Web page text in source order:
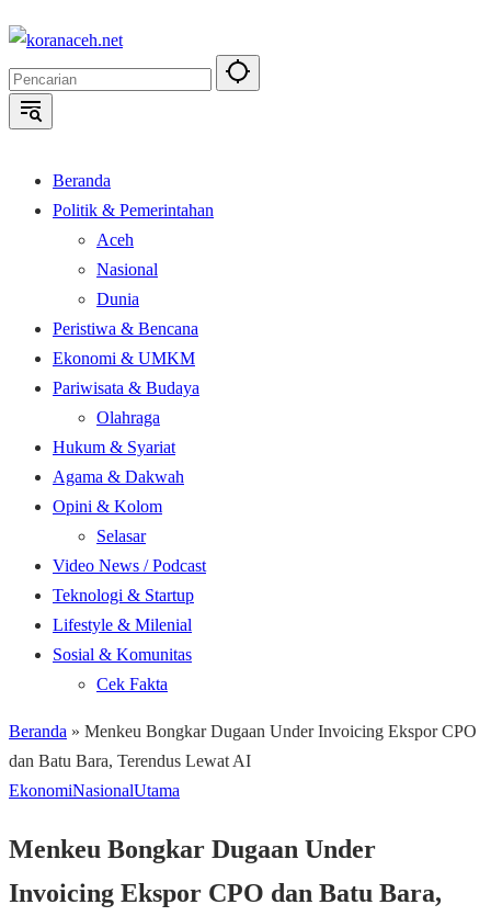
Langsung
konten
Beranda
Politik & Pemerintahan
Aceh
Nasional
Dunia
Peristiwa & Bencana
Ekonomi & UMKM
Pariwisata & Budaya
Olahraga
Hukum & Syariat
Agama & Dakwah
Opini & Kolom
Selasar
Video News / Podcast
Teknologi & Startup
Lifestyle & Milenial
Sosial & Komunitas
Cek Fakta
Beranda » Menkeu Bongkar Dugaan Under Invoicing Ekspor CPO
dan Batu Bara, Terendus Lewat AI
EkonomiNasionalUtama
Menkeu Bongkar Dugaan Under
Invoicing Ekspor CPO dan Batu Bara,